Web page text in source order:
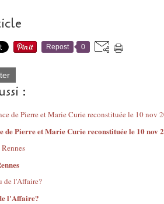
Repost 0
:
de Pierre et Marie Curie reconstituée le 10 nov
l'Affaire?